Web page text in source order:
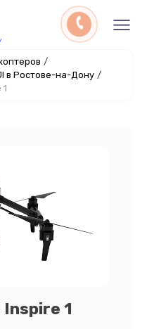
/
в Ростове-на-Дону /
1